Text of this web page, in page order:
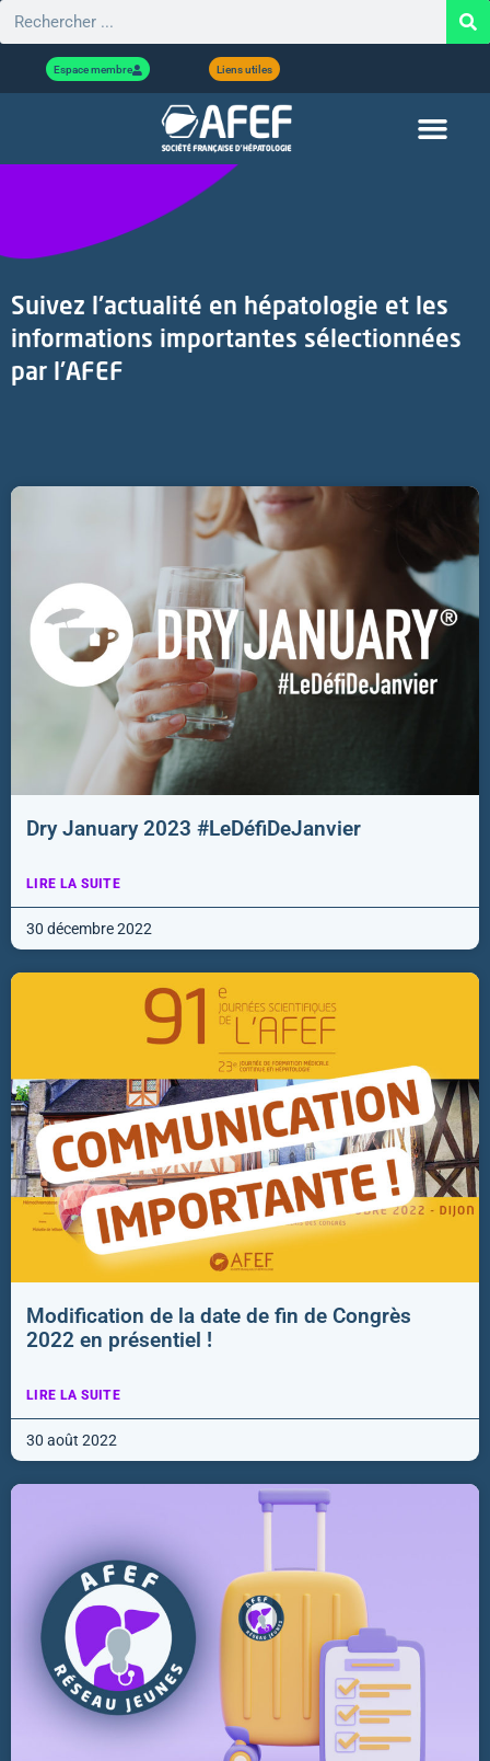
Espace membre Liens utiles
Suivez l'actualité en hépatologie et les
informations importantes sélectionnées
par l'AFEF
Dry January 2023 #LeDéfiDeJanvier
LIRE LA SUITE
30 décembre 2022
Modification de la date de fin de Congrès
2022 en présentiel !
LIRE LA SUITE
30 août 2022